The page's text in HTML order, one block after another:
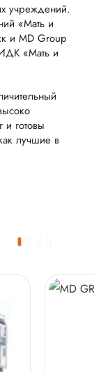
учреждений.
«Мать и
и MD Group
«Мать и
и готовы
лучшие в